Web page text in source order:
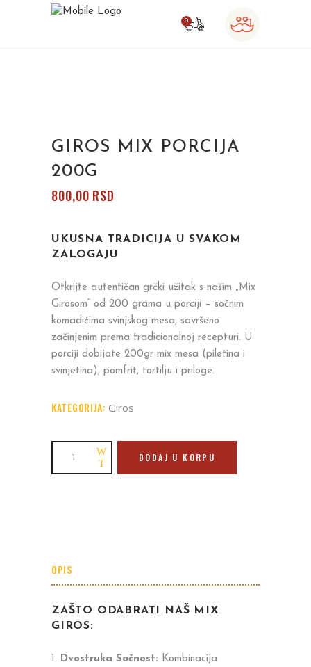
0
GIROS MIX PORCIJA
200G
800,00 RSD
UKUSNA TRADICIJA U SVAKOM
ZALOGAJU
Otkrijte autentičan grčki užitak s našim „Mix
Girosom“ od 200 grama u porciji – sočnim
komadićima svinjskog mesa, savršeno
začinjenim prema tradicionalnoj recepturi. U
porciji dobijate 200gr mix mesa (piletina i
svinjetina), pomfrit, tortilju i priloge.
KATEGORIJA: Giros
DODAJ U KORPU
OPIS
ZAŠTO ODABRATI NAŠ MIX
GIROS:
Dvostruka Sočnost: Kombinacija